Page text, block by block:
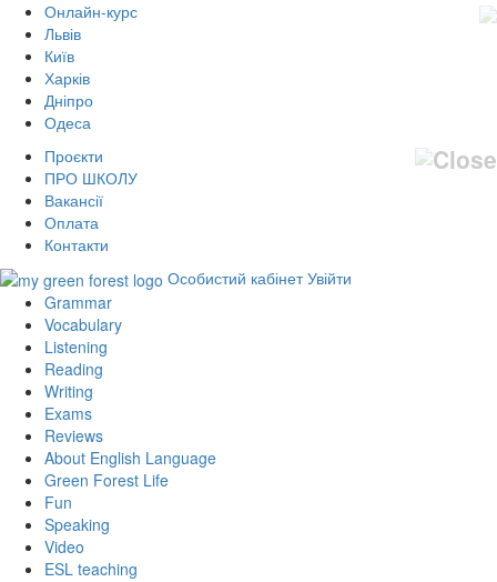
Онлайн-курс
Львів
Київ
Харків
Дніпро
Одеса
Проєкти
ПРО ШКОЛУ
Вакансії
Оплата
Контакти
Особистий кабінет Увійти
Grammar
Vocabulary
Listening
Reading
Writing
Exams
Reviews
About English Language
Green Forest Life
Fun
Speaking
Video
ESL teaching